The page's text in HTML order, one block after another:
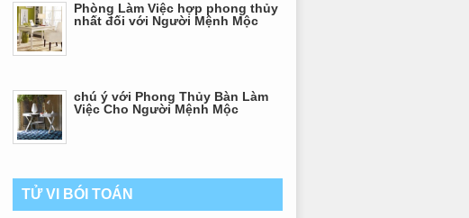
Phòng Làm Việc hợp phong thủy
nhất đối với Người Mệnh Mộc
chú ý với Phong Thủy Bàn Làm
Việc Cho Người Mệnh Mộc
TỬ VI BÓI TOÁN